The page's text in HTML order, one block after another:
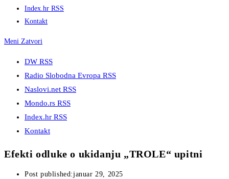
Index.hr RSS
Kontakt
Meni Zatvori
DW RSS
Radio Slobodna Evropa RSS
Naslovi.net RSS
Mondo.rs RSS
Index.hr RSS
Kontakt
Efekti odluke o ukidanju „TROLE“ upitni
Post published:januar 29, 2025